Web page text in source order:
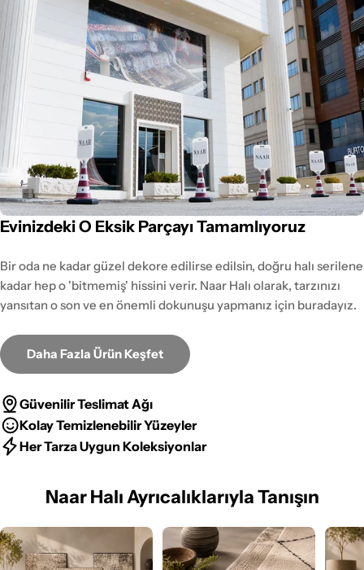
Evinizdeki O Eksik Parçayı Tamamlıyoruz
Bir oda ne kadar güzel dekore edilirse edilsin, doğru halı serilene
kadar hep o 'bitmemiş' hissini verir. Naar Halı olarak, tarzınızı
yansıtan o son ve en önemli dokunuşu yapmanız için buradayız.
Daha Fazla Ürün Keşfet
Güvenilir Teslimat Ağı
Kolay Temizlenebilir Yüzeyler
Her Tarza Uygun Koleksiyonlar
Naar Halı Ayrıcalıklarıyla Tanışın